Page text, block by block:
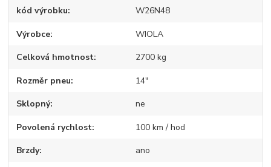
kód výrobku W26N48
Výrobce WIOLA
Celková hmotnost 2700 kg
Rozměr pneu 14"
Sklopný ne
Povolená rychlost 100 km / hod
Brzdy ano